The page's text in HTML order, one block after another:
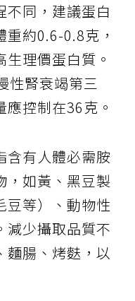
不同，建議蛋白
約0.6-0.8克，
理價蛋白質。
性腎衰竭第三
控制在36克。
含有人體必需胺
，如黃、黑豆製
豆等）、動物性
減少攝取品質不
麵腸、烤麩，以